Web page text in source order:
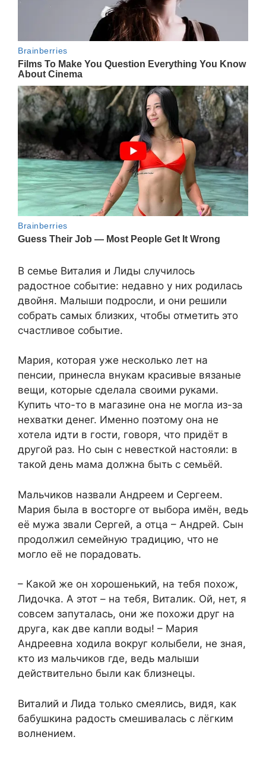
В семье Виталия и Лиды случилось
радостное событие: недавно у них родилась
двойня. Малыши подросли, и они решили
собрать самых близких, чтобы отметить это
счастливое событие.
Мария, которая уже несколько лет на
пенсии, принесла внукам красивые вязаные
вещи, которые сделала своими руками.
Купить что-то в магазине она не могла из-за
нехватки денег. Именно поэтому она не
хотела идти в гости, говоря, что придёт в
другой раз. Но сын с невесткой настояли: в
такой день мама должна быть с семьёй.
Мальчиков назвали Андреем и Сергеем.
Мария была в восторге от выбора имён, ведь
её мужа звали Сергей, а отца – Андрей. Сын
продолжил семейную традицию, что не
могло её не порадовать.
– Какой же он хорошенький, на тебя похож,
Лидочка. А этот – на тебя, Виталик. Ой, нет, я
совсем запуталась, они же похожи друг на
друга, как две капли воды! – Мария
Андреевна ходила вокруг колыбели, не зная,
кто из мальчиков где, ведь малыши
действительно были как близнецы.
Виталий и Лида только смеялись, видя, как
бабушкина радость смешивалась с лёгким
волнением.